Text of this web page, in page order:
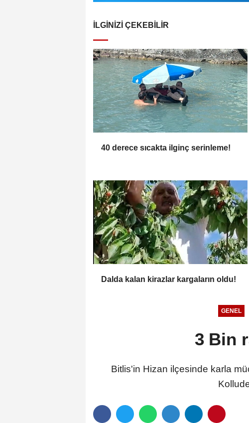
İLGINIZI ÇEKEBILIR
40 derece sıcakta ilginç serinleme!
Dalda kalan kirazlar kargaların oldu!
GENEL
3 Bin
Bitlis'in Hizan ilçesinde karla